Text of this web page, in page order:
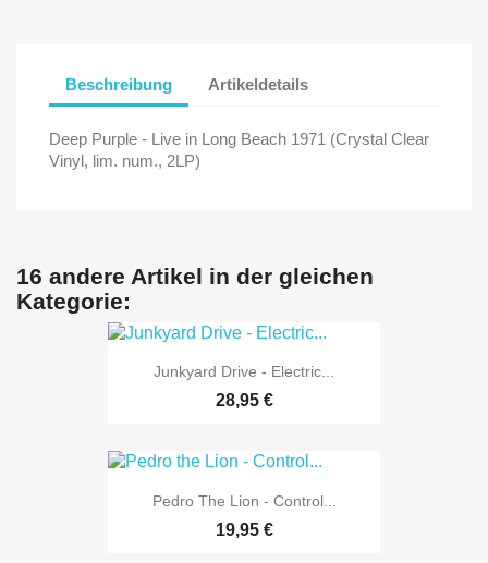
Beschreibung Artikeldetails
Deep Purple - Live in Long Beach 1971 (Crystal Clear
Vinyl, lim. num., 2LP)
16 andere Artikel in der gleichen
Kategorie:
Junkyard Drive - Electric...
28,95 €
Pedro The Lion - Control...
19,95 €